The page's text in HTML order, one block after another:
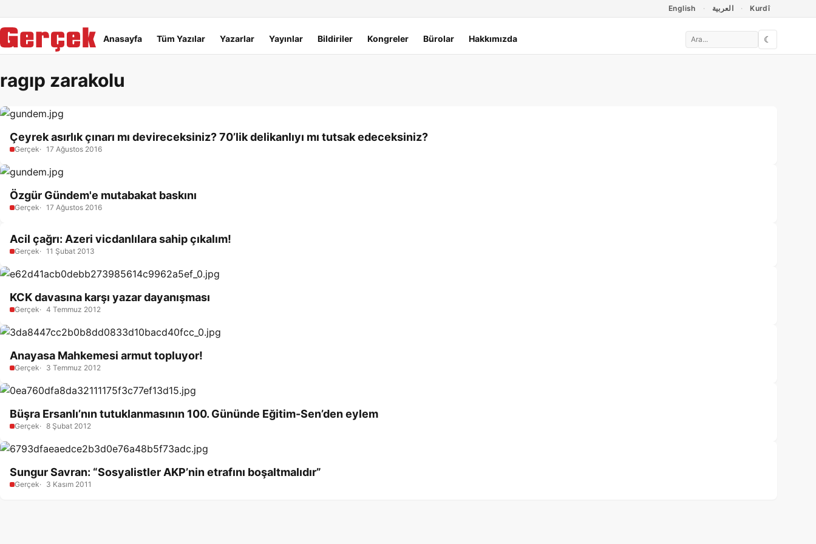
English العربية Kurdî
Ana menü
Anasayfa Tüm Yazılar Yazarlar Yayınlar Bildiriler Kongreler Bürolar Hakkımızda ☾
ragıp zarakolu
Çeyrek asırlık çınarı mı devireceksiniz? 70’lik delikanlıyı mı tutsak edeceksiniz?
Gerçek 17 Ağustos 2016
Özgür Gündem'e mutabakat baskını
Gerçek 17 Ağustos 2016
Acil çağrı: Azeri vicdanlılara sahip çıkalım!
Gerçek 11 Şubat 2013
KCK davasına karşı yazar dayanışması
Gerçek 4 Temmuz 2012
Anayasa Mahkemesi armut topluyor!
Gerçek 3 Temmuz 2012
Büşra Ersanlı’nın tutuklanmasının 100. Gününde Eğitim-Sen’den eylem
Gerçek 8 Şubat 2012
Sungur Savran: “Sosyalistler AKP’nin etrafını boşaltmalıdır”
Gerçek 3 Kasım 2011